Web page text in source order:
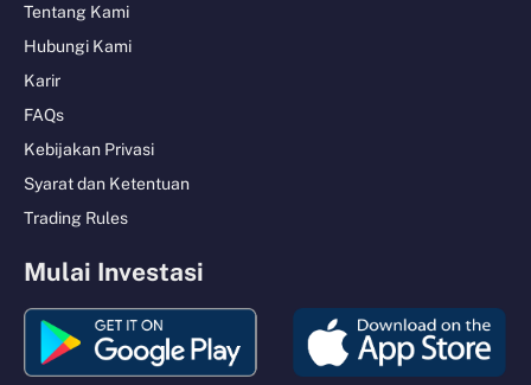
Tentang Kami
Hubungi Kami
Karir
FAQs
Kebijakan Privasi
Syarat dan Ketentuan
Trading Rules
Mulai Investasi